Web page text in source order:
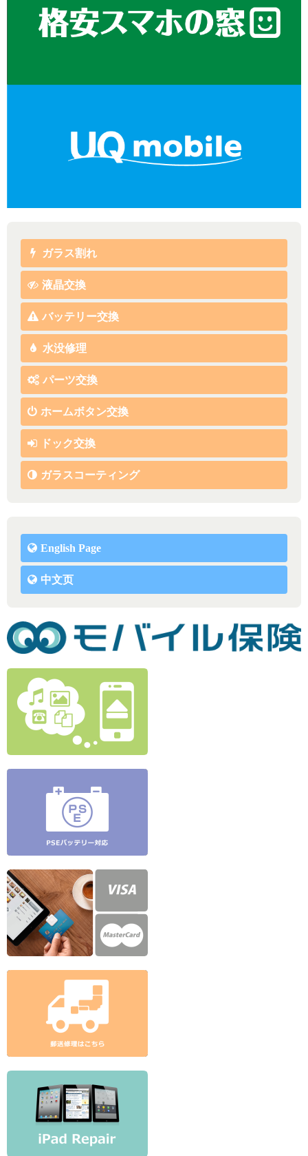
ガラス割れ
液晶交換
バッテリー交換
水没修理
パーツ交換
ホームボタン交換
ドック交換
ガラスコーティング
English Page
中文页